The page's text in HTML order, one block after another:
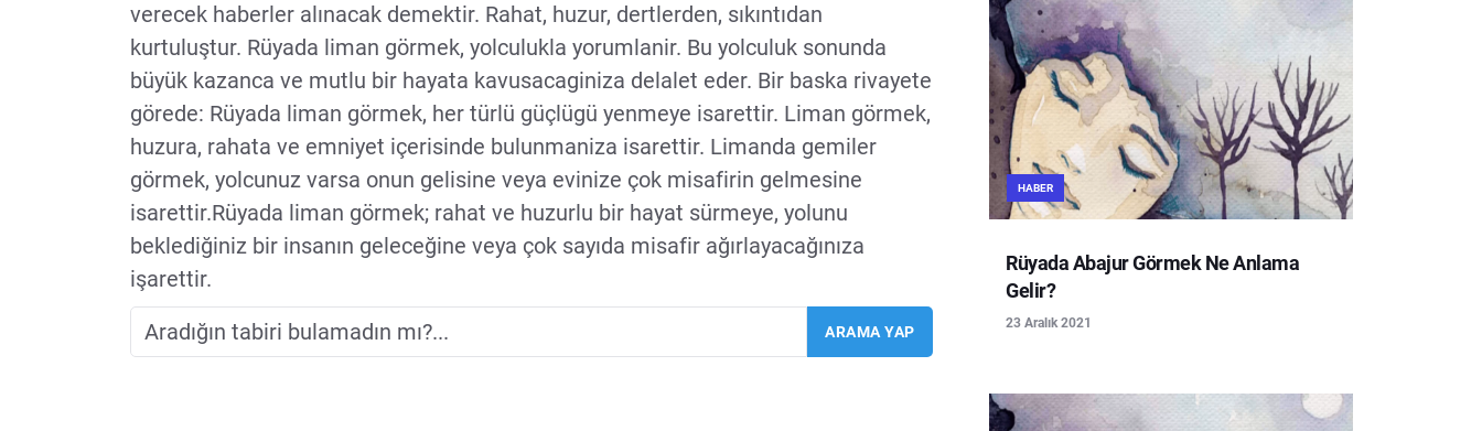
verecek haberler alınacak demektir. Rahat, huzur, dertlerden, sıkıntıdan
kurtuluştur. Rüyada liman görmek, yolculukla yorumlanir. Bu yolculuk sonunda
büyük kazanca ve mutlu bir hayata kavusacaginiza delalet eder. Bir baska rivayete
görede: Rüyada liman görmek, her türlü güçlügü yenmeye isarettir. Liman görmek,
huzura, rahata ve emniyet içerisinde bulunmaniza isarettir. Limanda gemiler
görmek, yolcunuz varsa onun gelisine veya evinize çok misafirin gelmesine
isarettir.Rüyada liman görmek; rahat ve huzurlu bir hayat sürmeye, yolunu
beklediğiniz bir insanın geleceğine veya çok sayıda misafir ağırlayacağınıza
işarettir.
HABER
Rüyada Abajur Görmek Ne Anlama
Gelir?
23 Aralık 2021